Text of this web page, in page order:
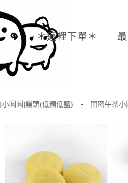
＊這裡下單＊
[小圓圓]饅頭(低糖低鹽) - 閨密午茶小